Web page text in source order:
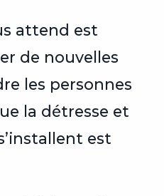
attend est
de nouvelles
les personnes
la détresse et
est